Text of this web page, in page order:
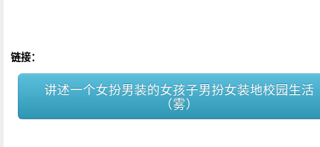
链接：
讲述一个女扮男装的女孩子男扮女装地校园生活
（雾）